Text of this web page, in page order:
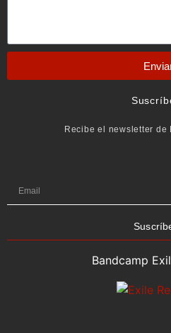
Recibe el newsletter de
Bandcamp